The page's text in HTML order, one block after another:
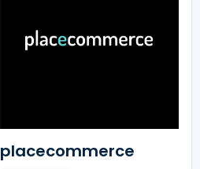
placecommerce